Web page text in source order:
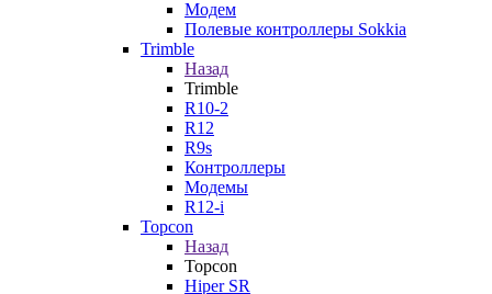
Модем
Полевые контроллеры Sokkia
Trimble
Назад
Trimble
R10-2
R12
R9s
Контроллеры
Модемы
R12-i
Topcon
Назад
Topcon
Hiper SR